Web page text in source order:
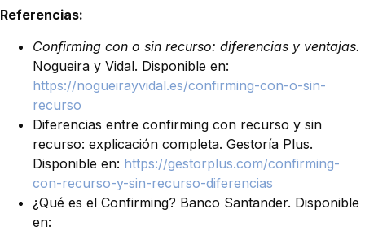
Referencias:
Confirming con o sin recurso: diferencias y ventajas.
Nogueira y Vidal. Disponible en:
https://nogueirayvidal.es/confirming-con-o-sin-
recurso
Diferencias entre confirming con recurso y sin
recurso: explicación completa. Gestoría Plus.
Disponible en: https://gestorplus.com/confirming-
con-recurso-y-sin-recurso-diferencias
¿Qué es el Confirming? Banco Santander. Disponible
en: